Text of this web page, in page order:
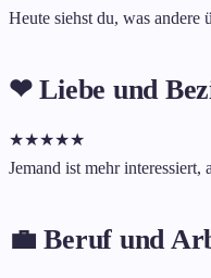
Heute siehst du, was
❤ Liebe und
★★★★★
Jemand ist mehr
💼 Beruf und